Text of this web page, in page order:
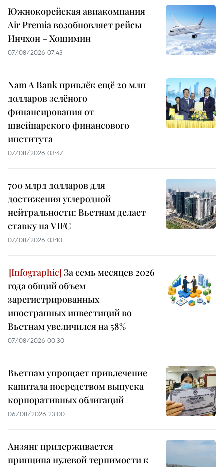
Южнокорейская авиакомпания
Air Premia возобновляет рейсы
Инчхон – Хошимин
07/08/2026 07:43
Nam A Bank привлёк ещё 20 млн
долларов зелёного
финансирования от
швейцарского финансового
института
07/08/2026 03:47
700 млрд долларов для
достижения углеродной
нейтральности: Вьетнам делает
ставку на VIFC
07/08/2026 03:10
За семь месяцев 2026
года общий объем
зарегистрированных
иностранных инвестиций во
Вьетнам увеличился на 58%
07/08/2026 00:30
Вьетнам упрощает привлечение
капитала посредством выпуска
корпоративных облигаций
06/08/2026 23:00
Анзянг придерживается
принципа нулевой терпимости к